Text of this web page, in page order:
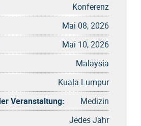
Konferenz
Mai 08, 2026
Mai 10, 2026
Malaysia
Kuala Lumpur
Veranstaltung:
Medizin
Jedes Jahr